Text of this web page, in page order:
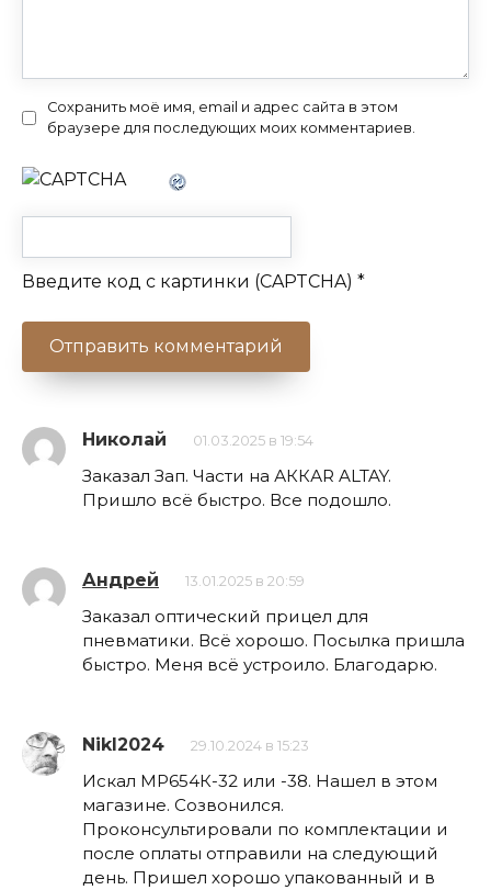
Сохранить моё имя, email и адрес сайта в этом
браузере для последующих моих комментариев.
Введите код с картинки (CAPTCHA) *
Николай 01.03.2025 в 19:54
Заказал Зап. Части на АККАR ALTAY.
Пришло всё быстро. Все подошло.
Андрей 13.01.2025 в 20:59
Заказал оптический прицел для
пневматики. Всё хорошо. Посылка пришла
быстро. Меня всё устроило. Благодарю.
NikI2024 29.10.2024 в 15:23
Искал МР654К-32 или -38. Нашел в этом
магазине. Созвонился.
Проконсультировали по комплектации и
после оплаты отправили на следующий
день. Пришел хорошо упакованный и в